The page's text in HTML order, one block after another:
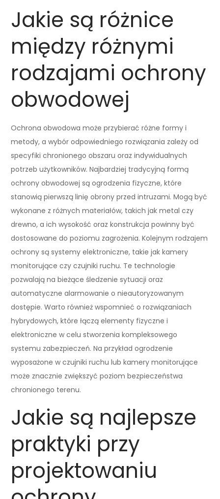
Jakie są różnice
między różnymi
rodzajami ochrony
obwodowej
Ochrona obwodowa może przybierać różne formy i
metody, a wybór odpowiedniego rozwiązania zależy od
specyfiki chronionego obszaru oraz indywidualnych
potrzeb użytkowników. Najbardziej tradycyjną formą
ochrony obwodowej są ogrodzenia fizyczne, które
stanowią pierwszą linię obrony przed intruzami. Mogą być
wykonane z różnych materiałów, takich jak metal czy
drewno, a ich wysokość oraz konstrukcja powinny być
dostosowane do poziomu zagrożenia. Kolejnym rodzajem
ochrony są systemy elektroniczne, takie jak kamery
monitorujące czy czujniki ruchu. Te technologie
pozwalają na bieżące śledzenie sytuacji oraz
automatyczne alarmowanie o nieautoryzowanym
dostępie. Warto również wspomnieć o rozwiązaniach
hybrydowych, które łączą elementy fizyczne i
elektroniczne w celu stworzenia kompleksowego
systemu zabezpieczeń. Na przykład ogrodzenie
wyposażone w czujniki ruchu lub kamery monitorujące
może znacznie zwiększyć poziom bezpieczeństwa
chronionego terenu.
Jakie są najlepsze
praktyki przy
projektowaniu